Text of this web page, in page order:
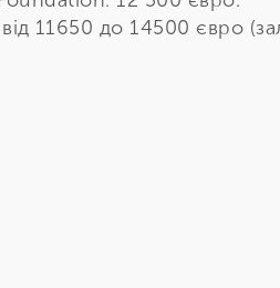
11650 до 14500 євро